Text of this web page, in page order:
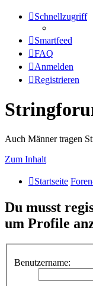
Schnellzugriff
Smartfeed
FAQ
Anmelden
Registrieren
Auch Männer tragen
Zum Inhalt
Startseite
Du musst
um Profile
Benutzername: